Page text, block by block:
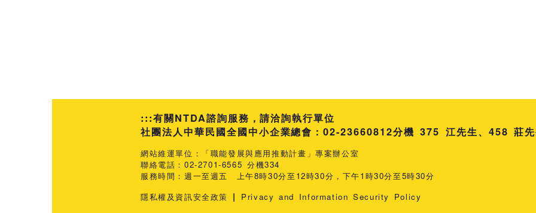
:::有關NTDA諮詢服務，請洽詢執行單位
社團法人中華民國全國中小企業總會：02-23660812分機 375 江先生 458 莊
網站維運單位：「職能發展與應用推動計畫」專案辦公室
聯絡電話：02-2701-6565 分機334
服務時間：週一至週五 上午8時30分至12時30分，下午1時30分至5時30分
隱私權及資訊安全政策 | Privacy and Information Security Policy